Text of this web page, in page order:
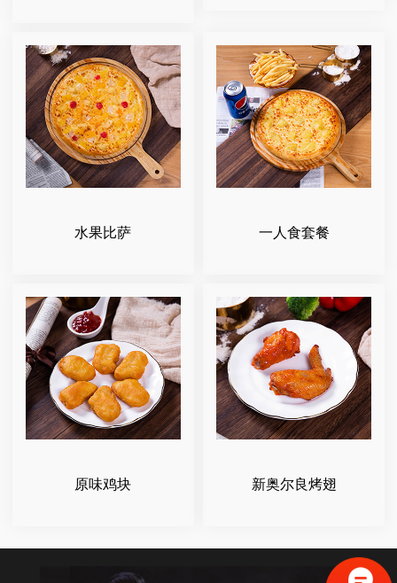
水果比萨 一人食套餐
原味鸡块 新奥尔良烤翅